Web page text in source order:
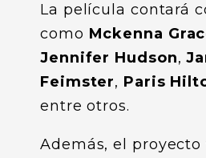
La película contará
como Mckenna
Jennifer Hudson,
Feimster, Paris
entre otros.
Además, el